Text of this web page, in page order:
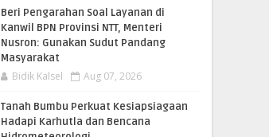
Beri Pengarahan Soal Layanan di
Kanwil BPN Provinsi NTT, Menteri
Nusron: Gunakan Sudut Pandang
Masyarakat
Bidik Kalsel Aug 07, 2026
Tanah Bumbu Perkuat Kesiapsiagaan
Hadapi Karhutla dan Bencana